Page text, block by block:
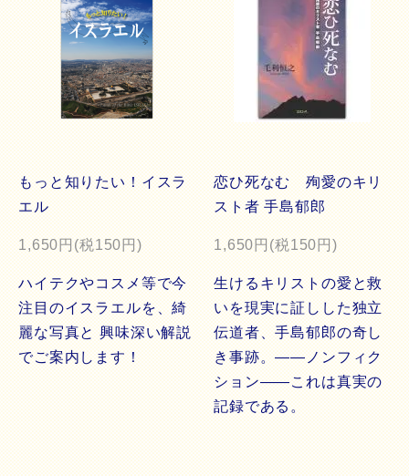
もっと知りたい！イスラ
エル
1,650円(税150円)
ハイテクやコスメ等で今
注目のイスラエルを、綺
麗な写真と 興味深い解説
でご案内します！
恋ひ死なむ 殉愛のキリ
スト者 手島郁郎
1,650円(税150円)
生けるキリストの愛と救
いを現実に証しした独立
伝道者、手島郁郎の奇し
き事跡。――ノンフィク
ション――これは真実の
記録である。